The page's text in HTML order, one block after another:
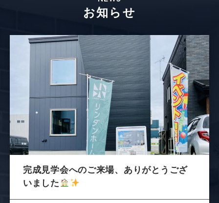
お知らせ
完成見学会へのご来場、ありがとうござ
いました